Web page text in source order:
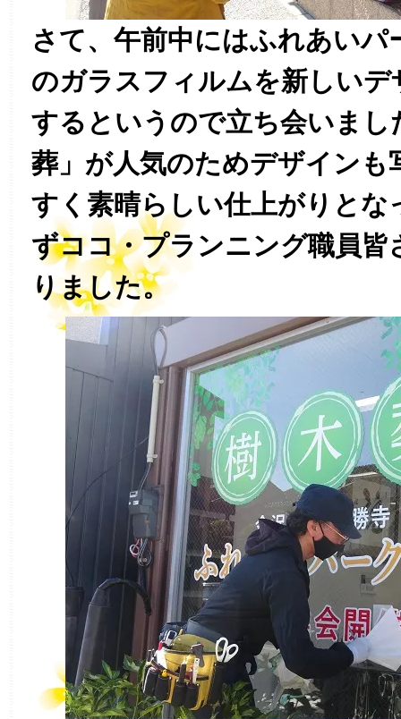
さて、午前中にはふれあいパ
のガラスフィルムを新しいデ
するというので立ち会いまし
葬」が人気のためデザインも
すく素晴らしい仕上がりとな
ずココ・プランニング職員皆
りました。